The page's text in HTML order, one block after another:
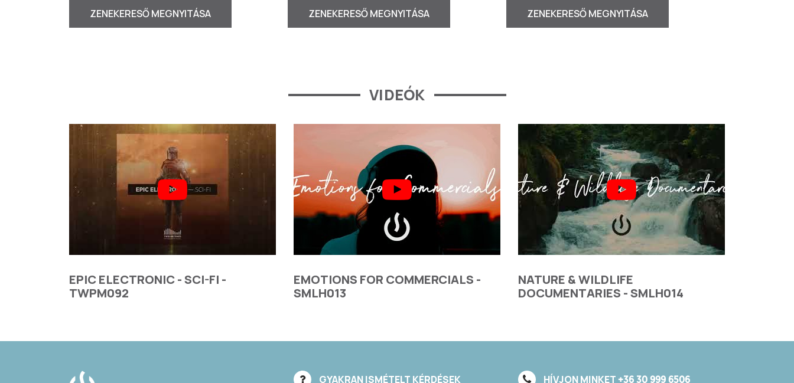
ZENEKERESŐ MEGNYITÁSA ZENEKERESŐ MEGNYITÁSA ZENEKERESŐ MEGNYITÁSA
VIDEÓK
EPIC ELECTRONIC - SCI-FI -
TWPM092
EMOTIONS FOR COMMERCIALS -
SMLH013
NATURE & WILDLIFE
DOCUMENTARIES - SMLH014
GYAKRAN ISMÉTELT KÉRDÉSEK HÍVJON MINKET +36 30 999 6506